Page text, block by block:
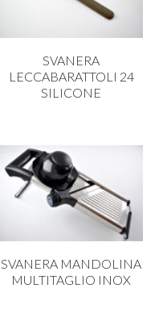
SVANERA
LECCABARATTOLI 24
SILICONE
SVANERA MANDOLINA
MULTITAGLIO INOX